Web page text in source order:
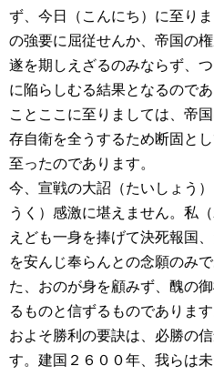
ず、今日（こんにち）に至り
の強要に屈従せんか、帝国の
遂を期しえざるのみならず、
に陥らしむる結果となるのであ
ことここに至りましては、帝
存自衛を全うするため断固と
至ったのであります。
今、宣戦の大詔（たいしょう
うく）感激に堪えません。私
えども一身を捧げて決死報国
を安んじ奉らんとの念願のみ
た、おのが身を顧みず、醜の
るものと信ずるものであります
およそ勝利の要訣は、必勝の
す。建国２６００年、我らは